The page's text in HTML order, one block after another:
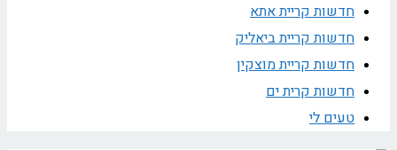
חדשות קריית אתא
חדשות קריית ביאליק
חדשות קריית מוצקין
חדשות קרית ים
טעים לי